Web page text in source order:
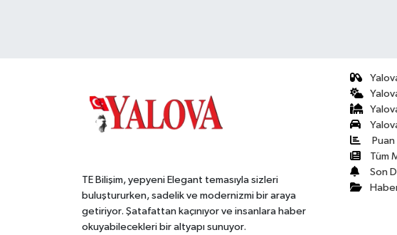
TE Bilişim, yepyeni Elegant temasıyla sizleri
buluştururken, sadelik ve modernizmi bir araya
getiriyor. Şatafattan kaçınıyor ve insanlara haber
okuyabilecekleri bir altyapı sunuyor.
Tüm
Son